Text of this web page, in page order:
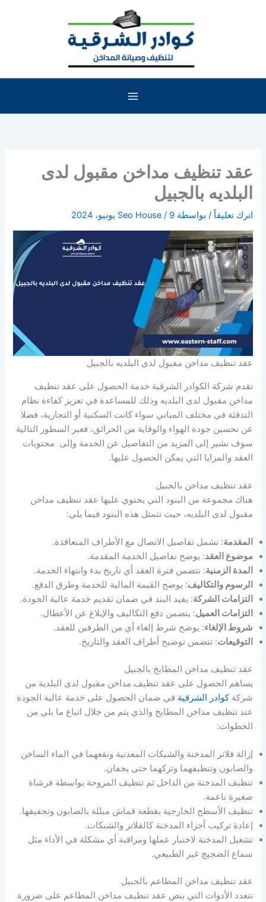
عقد تنظيف مداخن مقبول لدى
البلديه بالجبيل
اترك تعليقاً / بواسطة Seo House / 9 يونيو، 2024
عقد تنظيف مداخن مقبول لدى البلديه بالجبيل
تقدم شركة الكوادر الشرقية خدمة الحصول على عقد تنظيف
مداخن مقبول لدى البلديه وذلك للمساعدة في تعزيز كفاءة نظام
التدفئة في مختلف المباني سواء كانت السكنية أو التجارية، فضلا
عن تحسين جودة الهواء والوقاية من الحرائق، فعبر السطور التالية
سوف نشير إلى المزيد من التفاصيل عن الخدمة وإلى محتويات
العقد والمزايا التي يمكن الحصول عليها.
عقد تنظيف مداخن بالجبيل
هناك مجموعة من البنود التي يحتوي عليها عقد تنظيف مداخن
مقبول لدى البلديه، حيث تتمثل هذه البنود فيما يلي:
المقدمة: تشمل تفاصيل الاتصال مع الأطراف المتعاقدة.
موضوع العقد: يوضح تفاصيل الخدمة المقدمة.
المدة الزمنية: تتضمن فترة العقد أي تاريخ بدء وانتهاء الخدمة.
الرسوم والتكاليف: يوضح القيمة المالية للخدمة وطرق الدفع.
التزامات الشركة: يفيد البند في ضمان تقديم خدمة عالية الجودة.
التزامات العميل: يتضمن دفع التكاليف والإبلاغ عن الأعطال.
شروط الإلغاء: يوضح شرط إلغاء أي من الطرفين للعقد.
التوقيعات: تتضمن توضيح أطراف العقد والتاريخ.
عقد تنظيف مداخن المطابخ بالجبيل
يساهم الحصول على عقد تنظيف مداخن مقبول لدى البلدية من
شركةكوادر الشرقية في ضمان الحصول على خدمة عالية الجودة
عند تنظيف مداخن المطابخ والذي يتم من خلال اتباع ما يلي من
الخطوات:
إزالة فلاتر المدخنة والشبكات المعدنية ونقعهما في الماء الساخن
والصابون وتنظيفهما وتركهما حتى يجفان.
تنظيف المدخنة من الداخل ثم تنظيف المروحة بواسطة فرشاة
صغيرة ناعمة.
تنظيف الأسطح الخارجية بقطعة قماش مبللة بالصابون وتجفيفها.
إعادة تركيب أجزاء المدخنة كالفلاتر والشبكات.
تشغيل المدخنة لاختبار عملها ومراقبة أي مشكلة في الأداء مثل
سماع الضجيج غير الطبيعي.
عقد تنظيف مداخن المطاعم بالجبيل
تتعدد الأدوات التي ينص عقد تنظيف مداخن المطاعم على ضرورة